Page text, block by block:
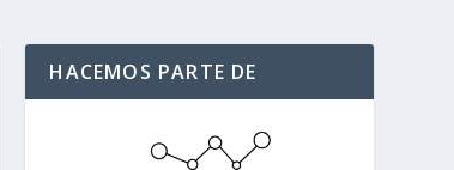
HACEMOS PARTE DE